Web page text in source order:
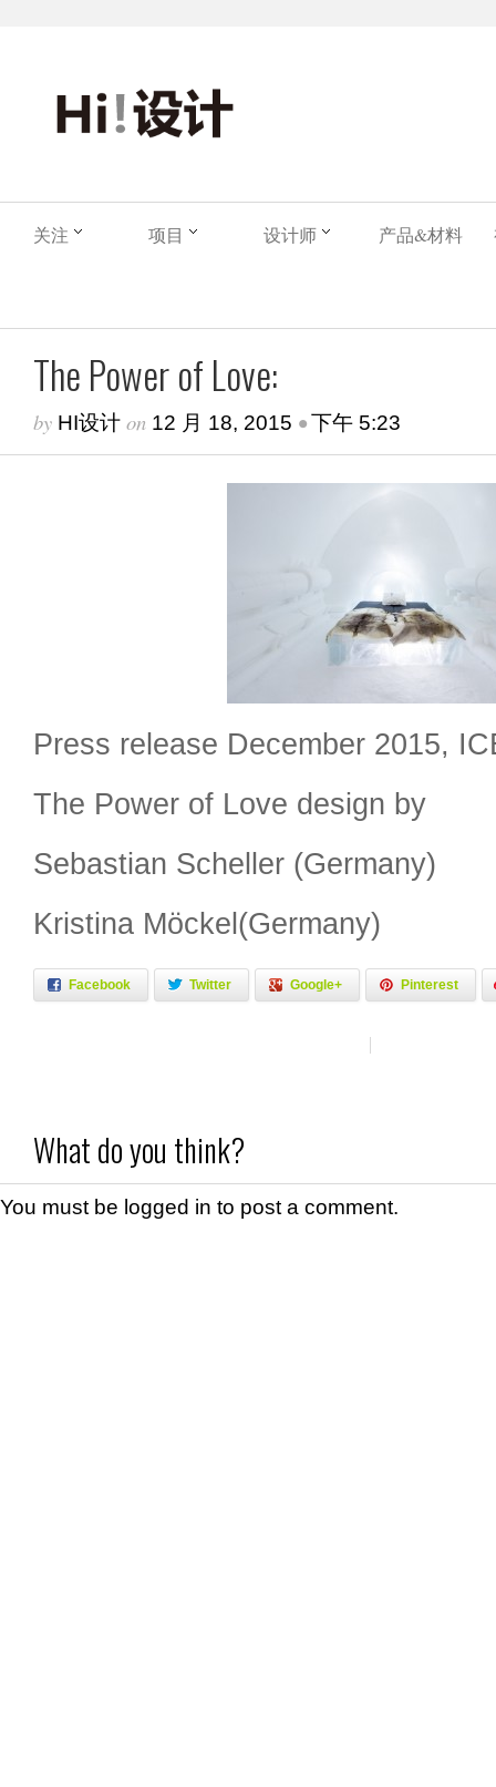
关注 项目 设计师 产品&材料
The Power of Love:
by HI设计 on 12 月 18, 2015 •下午 5:23
Press release December 2015,
The Power of Love design by
Sebastian Scheller (Germany)
Kristina Möckel(Germany)
Facebook Twitter Google+ Pinterest
What do you think?
You must be logged in to post a comment.